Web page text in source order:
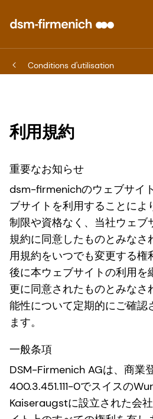
Conditions d'utilisation
利用規約
重要なお知らせ
dsm-firmenichのウェブサイ
ブサイトを利用することによ
制限や資格なく、当社ウェブ
規約に同意したものとみなさ
用規約をいつでも変更する権
後に本ウェブサイトの利用を
更に同意されたものとみなさ
能性について定期的にご確認
ます。
一般条項
DSM-Firmenich AGは、商業
400.3.451.111-0でスイスの
Kaiseraugstに設立された会